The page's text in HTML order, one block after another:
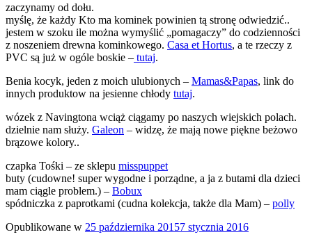
zaczynamy od dołu.
myślę, że każdy Kto ma kominek powinien tą stronę odwiedzić..
jestem w szoku ile można wymyślić „pomagaczy” do codzienności
z noszeniem drewna kominkowego. Casa et Hortus, a te rzeczy z
PVC są już w ogóle boskie – tutaj.
Benia kocyk, jeden z moich ulubionych – Mamas&Papas, link do
innych produktow na jesienne chłody tutaj.
wózek z Navingtona wciąż ciągamy po naszych wiejskich polach.
dzielnie nam służy. Galeon – widzę, że mają nowe piękne beżowo
brązowe kolory..
czapka Tośki – ze sklepu misspuppet
buty (cudowne! super wygodne i porządne, a ja z butami dla dzieci
mam ciągle problem.) – Bobux
spódniczka z paprotkami (cudna kolekcja, także dla Mam) – polly
Opublikowane w 25 października 20157 stycznia 2016